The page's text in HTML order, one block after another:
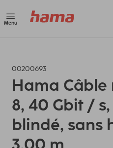
Menu
00200693
Hama Câble
8, 40 Gbit / s,
blindé, sans